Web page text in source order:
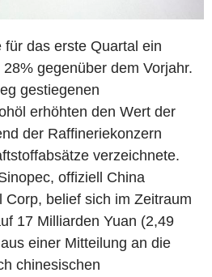
das erste Quartal ein
gegenüber dem Vorjahr.
gestiegenen
erhöhten den Wert der
der Raffineriekonzern
verzeichnete.
offiziell China
Corp, belief sich im Zeitraum
17 Milliarden Yuan (2,49
einer Mitteilung an die
chinesischen